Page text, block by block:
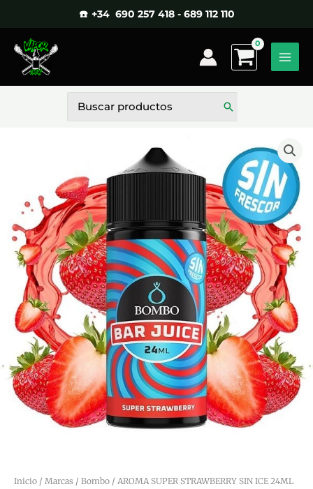
contenido
☎️ +34 690 257 418 - 689 112 110
por:
Inicio / Marcas / Bombo / AROMA SUPER STRAWBERRY SIN ICE 24ML